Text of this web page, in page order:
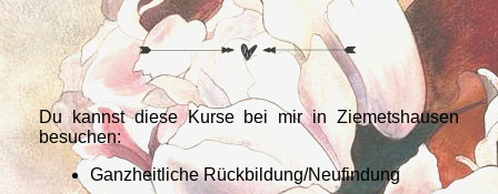
Du kannst diese Kurse bei mir in Ziemetshausen
besuchen:
Ganzheitliche Rückbildung/Neufindung